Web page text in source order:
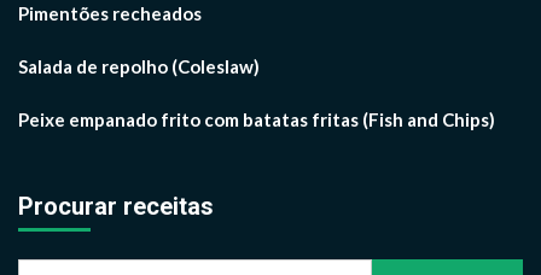
Pimentões recheados
Salada de repolho (Coleslaw)
Peixe empanado frito com batatas fritas (Fish and Chips)
Procurar receitas